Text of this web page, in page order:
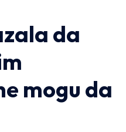
da
mogu da